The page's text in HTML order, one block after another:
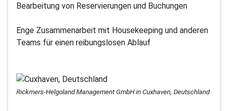
Bearbeitung von Reservierungen und Buchungen
Enge Zusammenarbeit mit Housekeeping und anderen
Teams für einen reibungslosen Ablauf
Rickmers-Helgoland Management GmbH in Cuxhaven, Deutschland